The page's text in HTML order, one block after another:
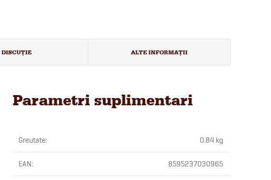
DISCUŢIE ALTE INFORMAȚII
Parametri suplimentari
Greutate: 0.84 kg
EAN: 8595237030965